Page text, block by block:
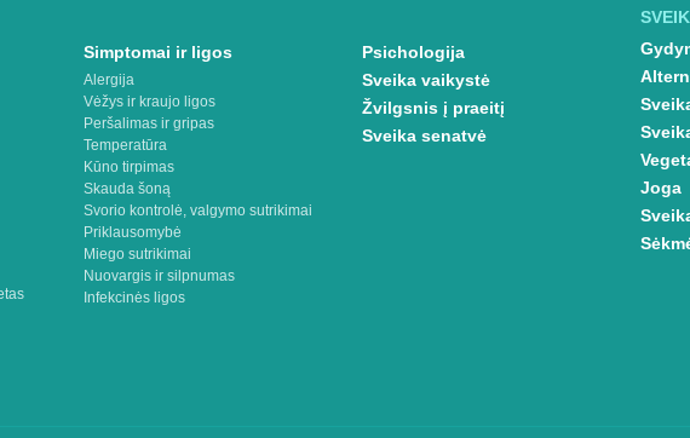
Simptomai ir ligos
Alergija
Vėžys ir kraujo ligos
Peršalimas ir gripas
Temperatūra
Kūno tirpimas
Skauda šoną
Svorio kontrolė, valgymo sutrikimai
Priklausomybė
Miego sutrikimai
Nuovargis ir silpnumas
Infekcinės ligos
Psichologija
Sveika vaikystė
Žvilgsnis į praeitį
Sveika senatvė
Joga